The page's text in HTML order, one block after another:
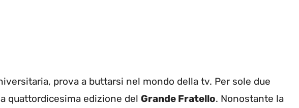
prova a buttarsi nel mondo della tv. Per sole due
quattordicesima edizione del Grande Fratello. Nonostante la